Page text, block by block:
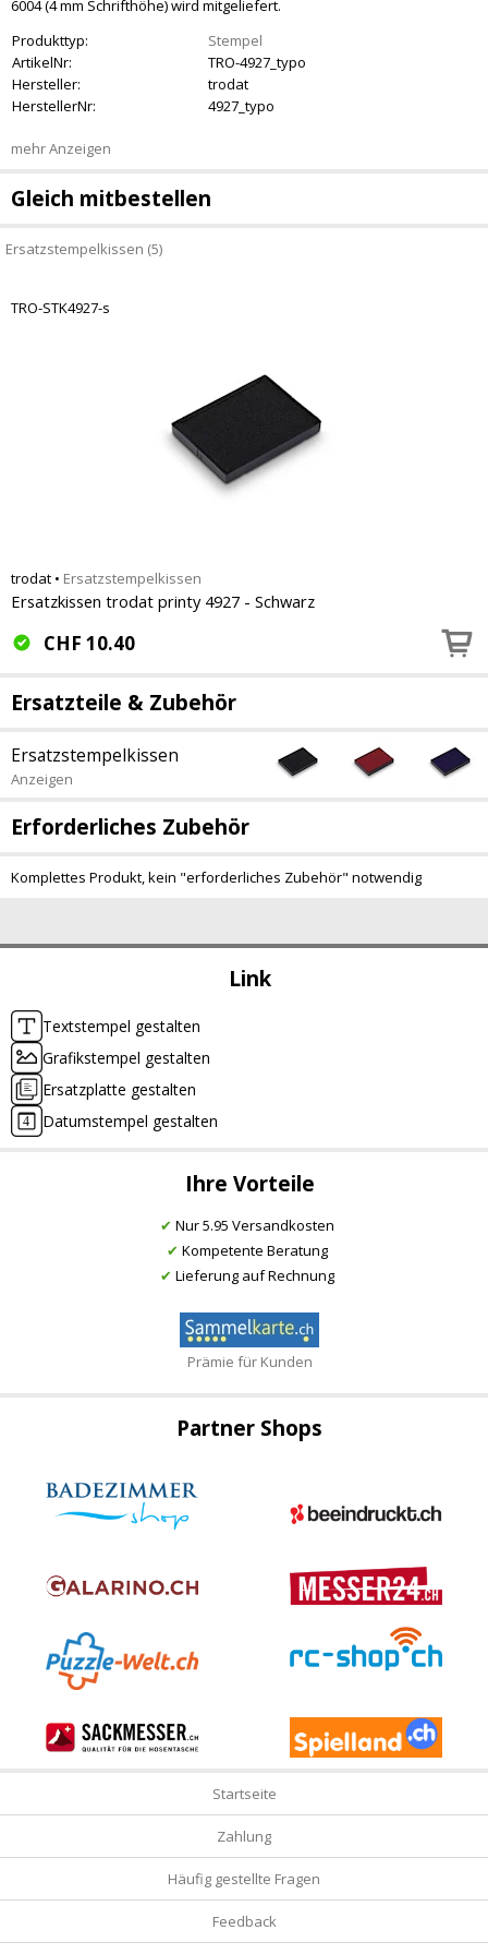
Link
Textstempel gestalten
Grafikstempel gestalten
Ersatzplatte gestalten
Datumstempel gestalten
Ihre Vorteile
✔ Nur 5.95 Versandkosten
✔ Kompetente Beratung
✔ Lieferung auf Rechnung
Prämie für Kunden
6004 (4 mm Schrifthöhe) wird mitgeliefert.
Produkttyp:
Stempel
ArtikelNr:
TRO-4927_typo
Hersteller:
trodat
HerstellerNr:
4927_typo
mehr Anzeigen
Gleich mitbestellen
Ersatzstempelkissen (5)
TRO-STK4927-s
trodat • Ersatzstempelkissen
Ersatzkissen trodat printy 4927 - Schwarz
CHF 10.40
Ersatzteile & Zubehör
Ersatzstempelkissen
Anzeigen
Erforderliches Zubehör
Komplettes Produkt, kein "erforderliches Zubehör" notwendig
Partner Shops
Startseite
Zahlung
Häufig gestellte Fragen
Feedback